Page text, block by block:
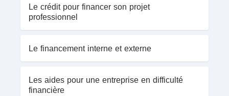
Le crédit pour financer son projet
professionnel
Le financement interne et externe
Les aides pour une entreprise en difficulté
financière